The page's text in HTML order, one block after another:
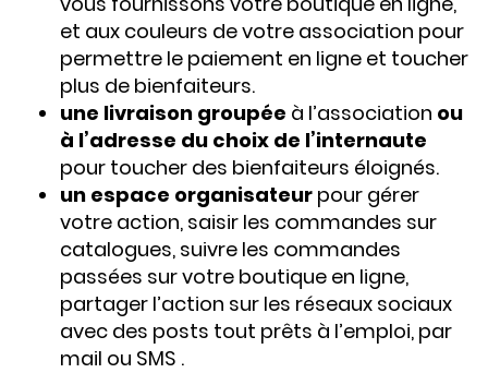
et aux couleurs de votre association pour
permettre le paiement en ligne et toucher
plus de bienfaiteurs.
une livraison groupée à l’association ou
à l’adresse du choix de l’internaute
pour toucher des bienfaiteurs éloignés.
un espace organisateur pour gérer
votre action, saisir les commandes sur
catalogues, suivre les commandes
passées sur votre boutique en ligne,
partager l’action sur les réseaux sociaux
avec des posts tout prêts à l’emploi, par
mail ou SMS .